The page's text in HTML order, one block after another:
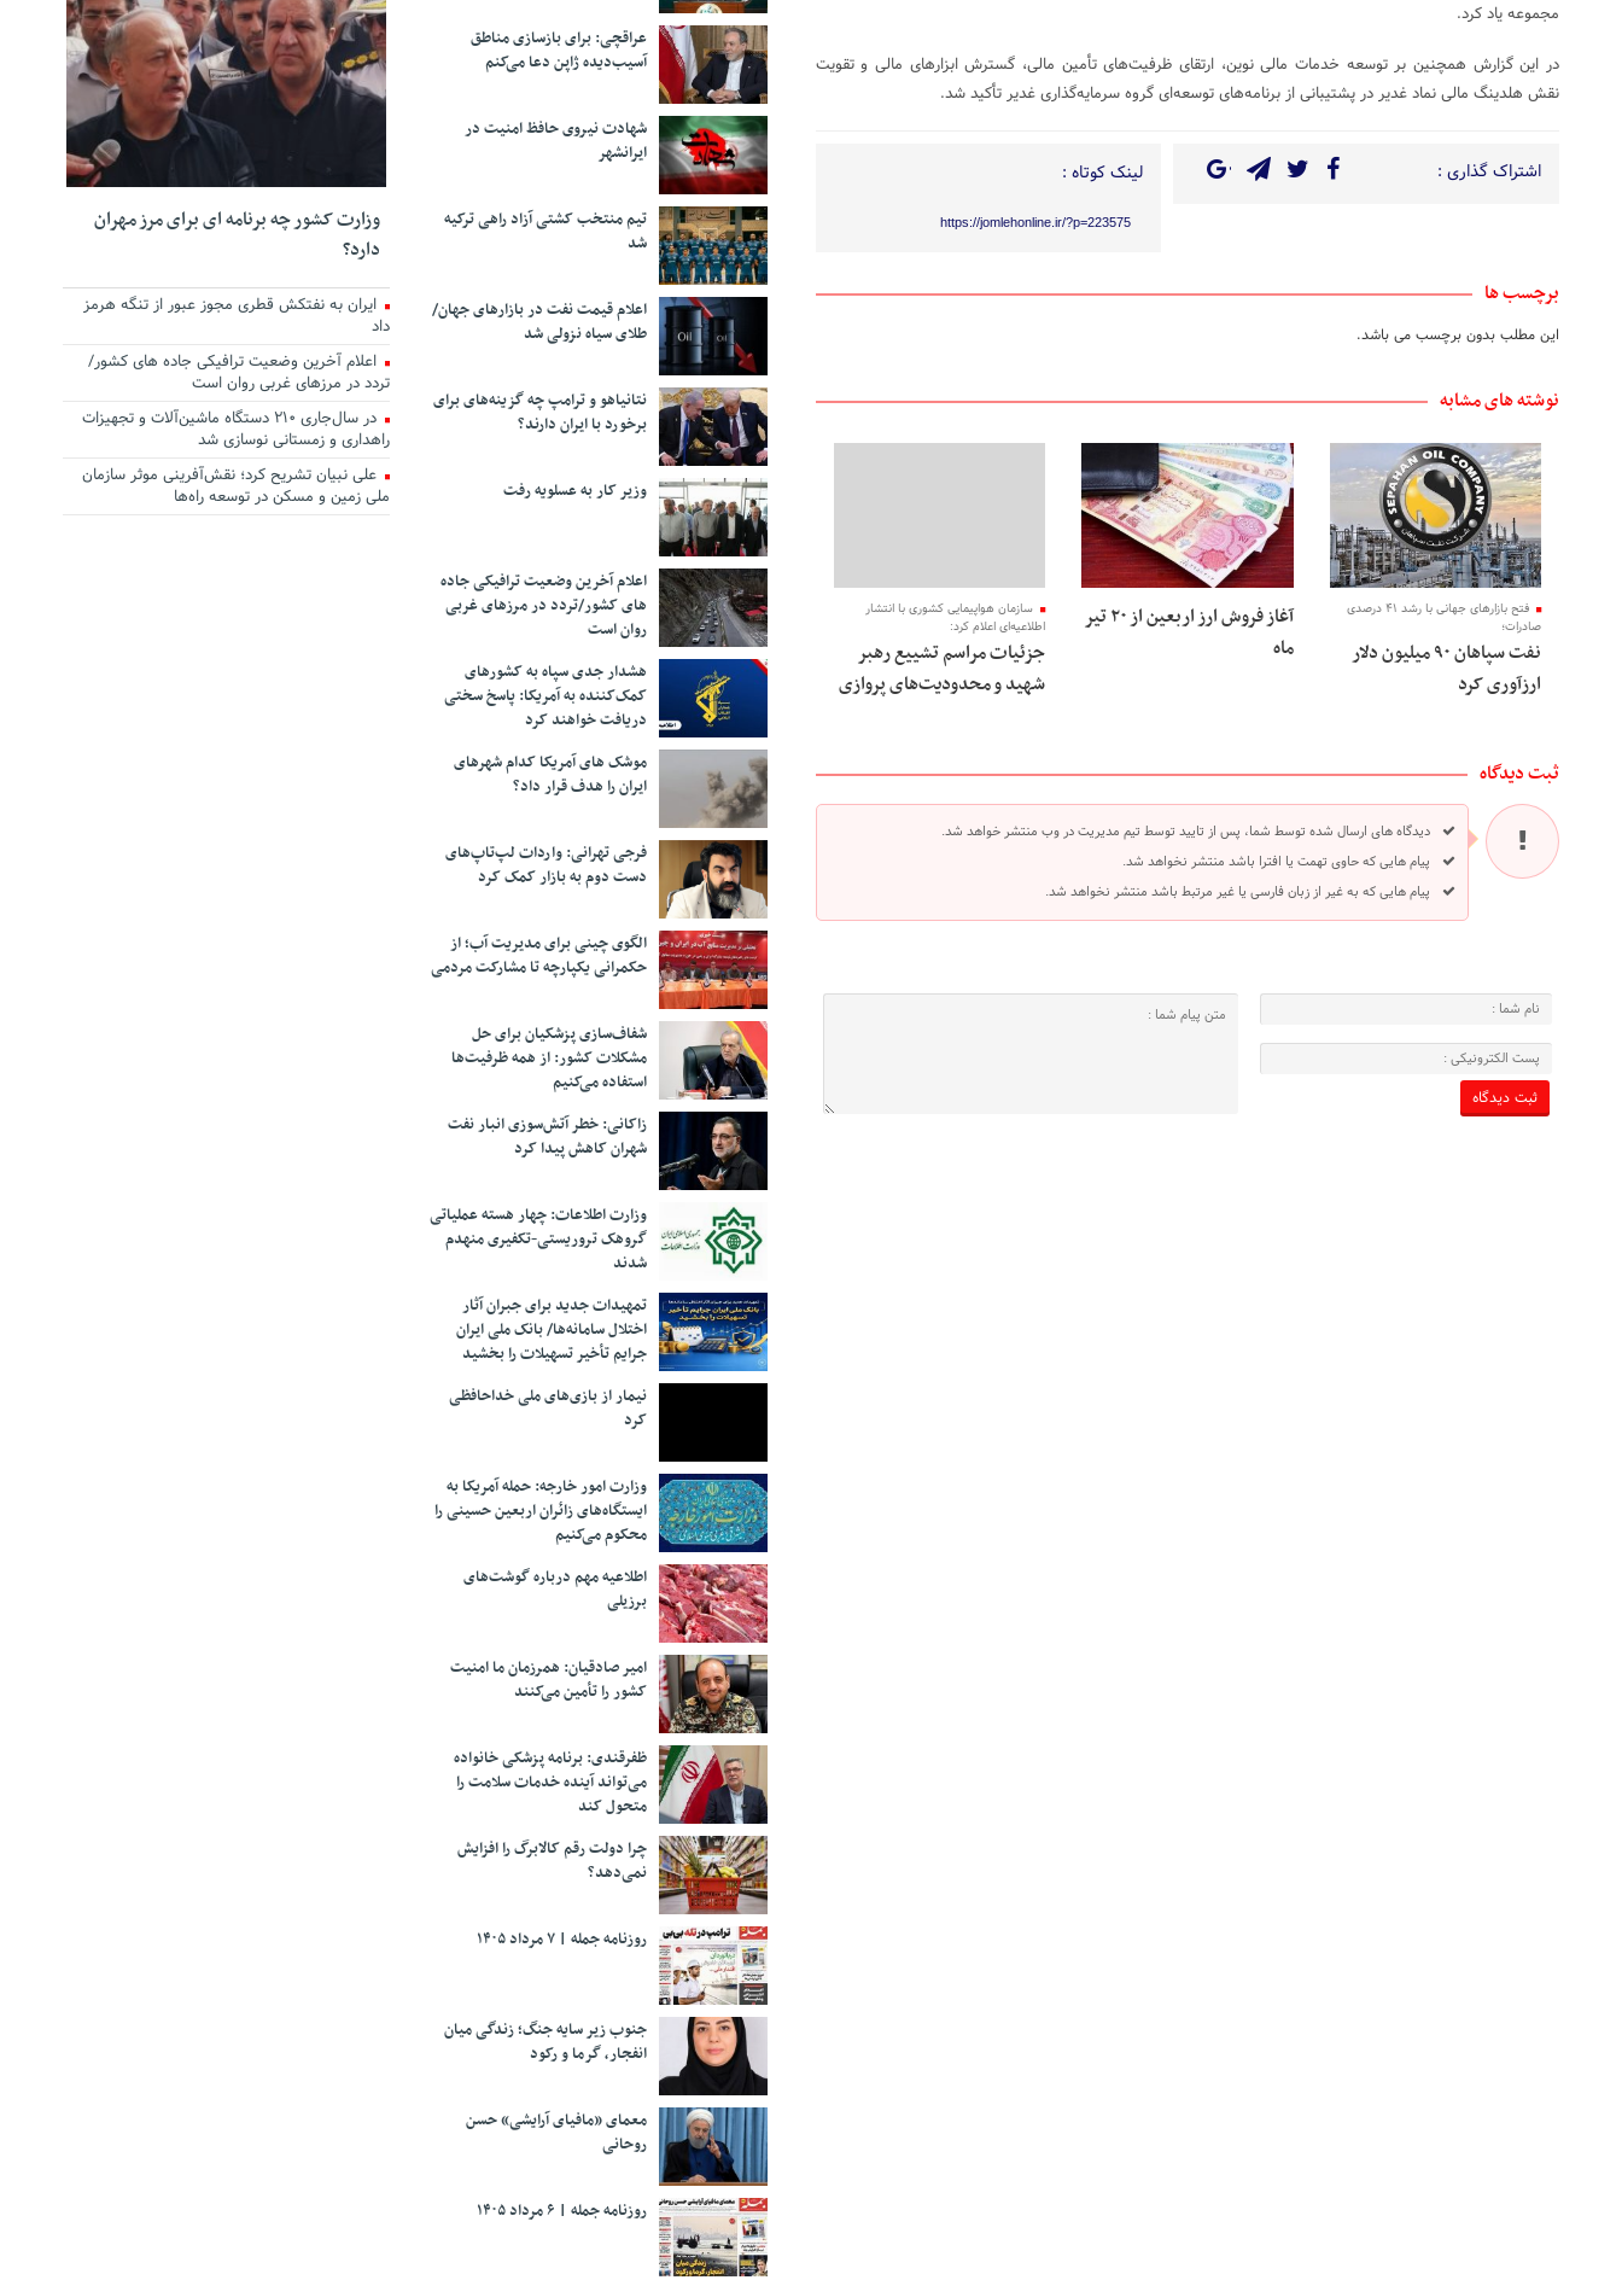
مجموعه یاد کرد.
در این گزارش همچنین بر توسعه خدمات مالی نوین، ارتقای ظرفیت‌های تأمین مالی، گسترش ابزارهای مالی و تقویت
نقش هلدینگ مالی نماد غدیر در پشتیبانی از برنامه‌های توسعه‌ای گروه سرمایه‌گذاری غدیر تأکید شد.
اشتراک گذاری : لینک کوتاه :
https://jomlehonline.ir/?p=223575
برچسب ها
این مطلب بدون برچسب می باشد.
نوشته های مشابه
فتح بازارهای جهانی با رشد ۴۱ درصدی
صادرات؛
نفت سپاهان ۹۰ میلیون دلار
ارزآوری کرد
آغاز فروش ارز اربعین از ۲۰ تیر
ماه
سازمان هواپیمایی کشوری با انتشار
اطلاعیه‌ای اعلام کرد:
جزئیات مراسم تشییع رهبر
شهید و محدودیت‌های پروازی
ثبت دیدگاه
دیدگاه های ارسال شده توسط شما، پس از تایید توسط تیم مدیریت در وب منتشر خواهد شد.
پیام هایی که حاوی تهمت یا افترا باشد منتشر نخواهد شد.
پیام هایی که به غیر از زبان فارسی یا غیر مرتبط باشد منتشر نخواهد شد.
عراقچی: برای بازسازی مناطق
آسیب‌دیده ژاپن دعا می‌کنم
شهادت نیروی حافظ امنیت در
ایرانشهر
تیم منتخب کشتی آزاد راهی ترکیه
شد
اعلام قیمت نفت در بازارهای جهان/
طلای سیاه نزولی شد
نتانیاهو و ترامپ چه گزینه‌های برای
برخورد با ایران دارند؟
وزیر کار به عسلویه رفت
اعلام آخرین وضعیت ترافیکی جاده
های کشور/تردد در مرزهای غربی
روان است
هشدار جدی سپاه به کشورهای
کمک‌کننده به آمریکا: پاسخ سختی
دریافت خواهند کرد
موشک های آمریکا کدام شهرهای
ایران را هدف قرار داد؟
فرجی تهرانی: واردات لپ‌تاپ‌های
دست دوم به بازار کمک کرد
الگوی چینی برای مدیریت آب؛ از
حکمرانی یکپارچه تا مشارکت مردمی
شفاف‌سازی پزشکیان برای حل
مشکلات کشور: از همه ظرفیت‌ها
استفاده می‌کنیم
زاکانی: خطر آتش‌سوزی انبار نفت
شهران کاهش پیدا کرد
وزارت اطلاعات: چهار هسته‌ عملیاتی
گروهک‌ تروریستی-تکفیری منهدم
شدند
تمهیدات جدید برای جبران آثار
اختلال سامانه‌ها/ بانک ملی ایران
جرایم تأخیر تسهیلات را بخشید
نیمار از بازی‌های ملی خداحافظی
کرد
وزارت امور خارجه: حمله آمریکا به
ایستگاه‌های زائران اربعین حسینی را
محکوم می‌کنیم
اطلاعیه مهم درباره گوشت‌های
برزیلی
امیر صادقیان: همرزمان ما امنیت
کشور را تأمین می‌کنند
ظفرقندی: برنامه پزشکی خانواده
می‌تواند آینده خدمات سلامت را
متحول کند
چرا دولت رقم کالابرگ را افزایش
نمی‌دهد؟
روزنامه جمله | ۷ مرداد ۱۴۰۵
جنوب زیر سایه جنگ؛ زندگی میان
انفجار، گرما و رکود
معمای «مافیای آرایشی» حسن
روحانی
روزنامه جمله | ۶ مرداد ۱۴۰۵
وزارت کشور چه برنامه ای برای مرز مهران
دارد؟
ایران به نفتکش قطری مجوز عبور از تنگه هرمز
داد
اعلام آخرین وضعیت ترافیکی جاده های کشور/
تردد در مرزهای غربی روان است
در سال‌جاری ۲۱۰ دستگاه ماشین‌آلات و تجهیزات
راهداری و زمستانی نوسازی شد
علی نبیان تشریح کرد؛ نقش‌آفرینی موثر سازمان
ملی زمین و مسکن در توسعه راه‌ها